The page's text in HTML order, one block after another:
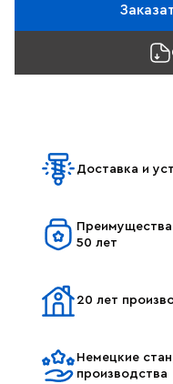
Доставка и
50 лет
20 лет
Немецкие
производства